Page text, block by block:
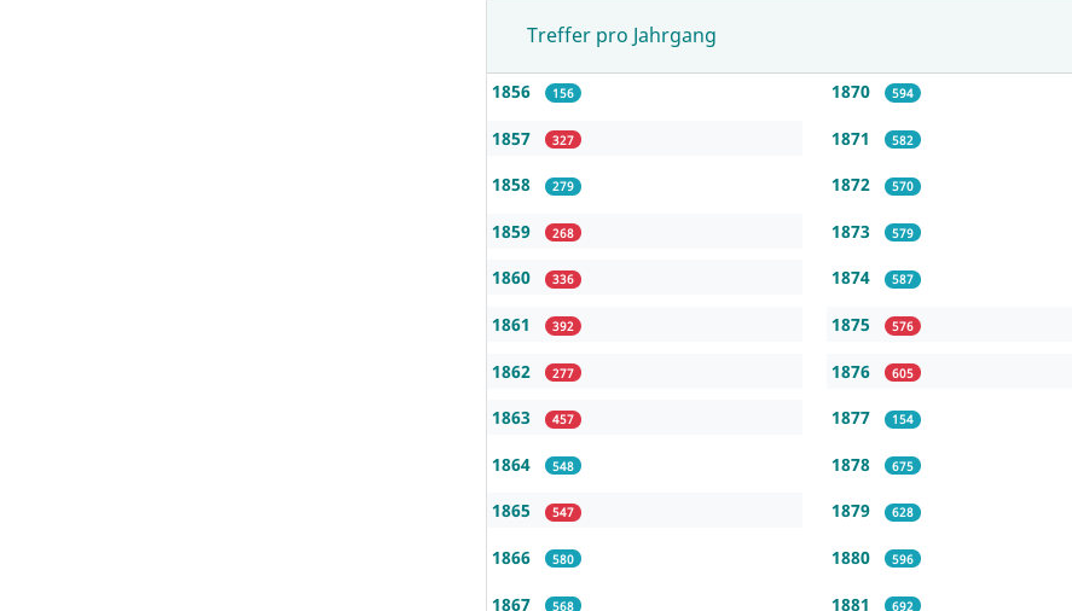
Treffer pro Jahrgang
1856 156
1857 327
1858 279
1859 268
1860 336
1861 392
1862 277
1863 457
1864 548
1865 547
1866 580
1867 568
1870 594
1871 582
1872 570
1873 579
1874 587
1875 576
1876 605
1877 154
1878 675
1879 628
1880 596
1881 692